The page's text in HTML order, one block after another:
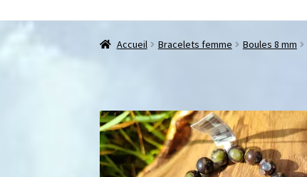
Accueil Bracelets femme Boules 8 mm